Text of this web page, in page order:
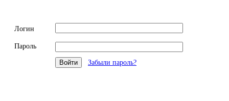
Логин
Пароль
Забыли пароль?